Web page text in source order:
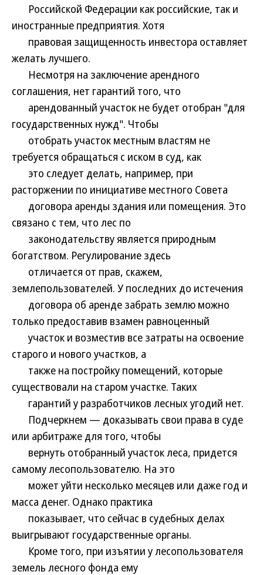
Российской Федерации как российские, так и
иностранные предприятия. Хотя
правовая защищенность инвестора оставляет
желать лучшего.
Несмотря на заключение арендного
соглашения, нет гарантий того, что
арендованный участок не будет отобран "для
государственных нужд". Чтобы
отобрать участок местным властям не
требуется обращаться с иском в суд, как
это следует делать, например, при
расторжении по инициативе местного Совета
договора аренды здания или помещения. Это
связано с тем, что лес по
законодательству является природным
богатством. Регулирование здесь
отличается от прав, скажем,
землепользователей. У последних до истечения
договора об аренде забрать землю можно
только предоставив взамен равноценный
участок и возместив все затраты на освоение
старого и нового участков, а
также на постройку помещений, которые
существовали на старом участке. Таких
гарантий у разработчиков лесных угодий нет.
Подчеркнем — доказывать свои права в суде
или арбитраже для того, чтобы
вернуть отобранный участок леса, придется
самому лесопользователю. На это
может уйти несколько месяцев или даже год и
масса денег. Однако практика
показывает, что сейчас в судебных делах
выигрывают государственные органы.
Кроме того, при изъятии у лесопользователя
земель лесного фонда ему